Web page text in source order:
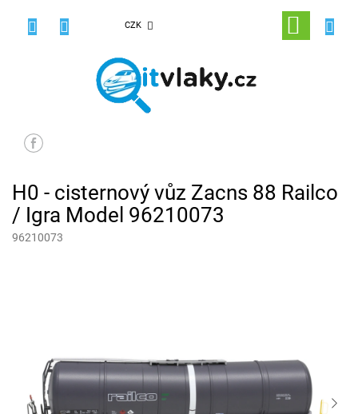
CZK
NÁKUPNÍ
KOŠÍK
H0 - cisternový vůz Zacns 88 Railco
/ Igra Model 96210073
96210073